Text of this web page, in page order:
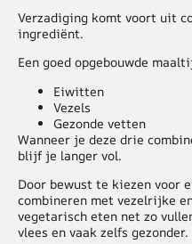
Verzadiging komt voort uit
ingrediënt.
Een goed opgebouwde
Eiwitten
Vezels
Gezonde vetten
Wanneer je deze drie
blijf je langer vol.
Door bewust te kiezen voor
combineren met vezelrijke
vegetarisch eten net zo
vlees en vaak zelfs gezonder.